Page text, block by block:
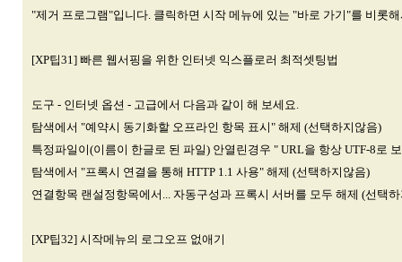
"제거 프로그램"입니다. 클릭하면 시작 메뉴에 있는 "바로 가기"를 비롯
[XP팁31] 빠른 웹서핑을 위한 인터넷 익스플로러 최적셋팅법
도구 - 인터넷 옵션 - 고급에서 다음과 같이 해 보세요.
탐색에서 "예약시 동기화할 오프라인 항목 표시" 해제 (선택하지않음)
특정파일이(이름이 한글로 된 파일) 안열린경우 " URL을 항상 UTF-8로
탐색에서 "프록시 연결을 통해 HTTP 1.1 사용" 해제 (선택하지않음)
연결항목 랜설정항목에서... 자동구성과 프록시 서버를 모두 해제 (선택
[XP팁32] 시작메뉴의 로그오프 없애기